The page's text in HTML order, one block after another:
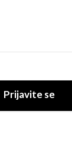
Prijavite se